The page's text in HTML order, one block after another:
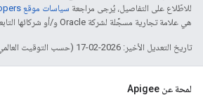
للاطّلاع على التفاصيل، يُرجى مراجعة سياسات موقع Google Developers‏
هي علامة تجارية مسجَّلة لشركة Oracle و/أو شركائها التابعين.
تاريخ التعديل الأخير: 2026-02-17 (حسب التوقيت العالمي المتفَّق عليه)
لمحة عن Apigee